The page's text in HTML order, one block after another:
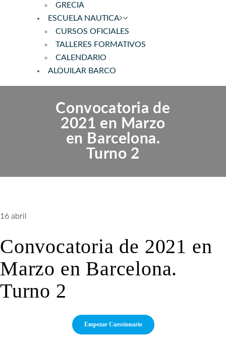
GRECIA
ESCUELA NAUTICA
CURSOS OFICIALES
TALLERES FORMATIVOS
CALENDARIO
ALQUILAR BARCO
CLUB DE NAVEGANTES
Convocatoria de
2021 en Marzo
en Barcelona.
Turno 2
16 abril
Convocatoria de 2021 en
Marzo en Barcelona.
Turno 2